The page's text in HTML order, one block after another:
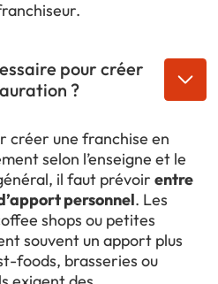
pour créer
?
créer une franchise en
selon l’enseigne et le
il faut prévoir entre
personnel. Les
shops ou petites
souvent un apport plus
foods, brasseries ou